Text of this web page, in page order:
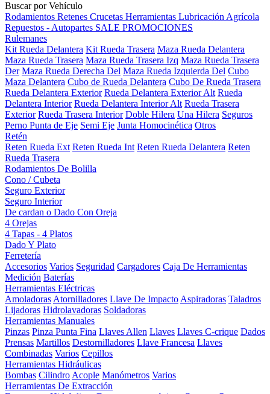
Buscar por Vehículo
Rodamientos Retenes Crucetas Herramientas Lubricación Agrícola
Repuestos - Autopartes SALE PROMOCIONES
Rulemanes
Kit Rueda Delantera Kit Rueda Trasera Maza Rueda Delantera
Maza Rueda Trasera Maza Rueda Trasera Izq Maza Rueda Trasera
Der Maza Rueda Derecha Del Maza Rueda Izquierda Del Cubo
Maza Delantera Cubo de Rueda Delantera Cubo De Rueda Trasera
Rueda Delantera Exterior Rueda Delantera Exterior Alt Rueda
Delantera Interior Rueda Delantera Interior Alt Rueda Trasera
Exterior Rueda Trasera Interior Doble Hilera Una Hilera Seguros
Perno Punta de Eje Semi Eje Junta Homocinética Otros
Retén
Reten Rueda Ext Reten Rueda Int Reten Rueda Delantera Reten
Rueda Trasera
Rodamientos De Bolilla
Cono / Cubeta
Seguro Exterior
Seguro Interior
De cardan o Dado Con Oreja
4 Orejas
4 Tapas - 4 Platos
Dado Y Plato
Ferretería
Accesorios Varios Seguridad Cargadores Caja De Herramientas
Medición Baterías
Herramientas Eléctricas
Amoladoras Atornilladores Llave De Impacto Aspiradoras Taladros
Lijadoras Hidrolavadoras Soldadoras
Herramientas Manuales
Pinzas Pinza Punta Fina Llaves Allen Llaves Llaves C-crique Dados
Prensas Martillos Destornilladores Llave Francesa Llaves
Combinadas Varios Cepillos
Herramientas Hidráulicas
Bombas Cilindro Acople Manómetros Varios
Herramientas De Extracción